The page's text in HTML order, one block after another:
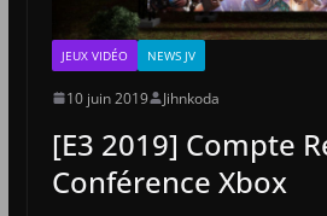
JEUX VIDÉO NEWS JV
10 juin 2019 Jihnkoda
[E3 2019] Compte
Conférence Xbox